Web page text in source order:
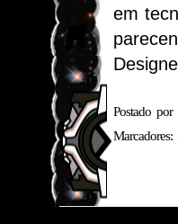
em
Postado por
Marcadores: